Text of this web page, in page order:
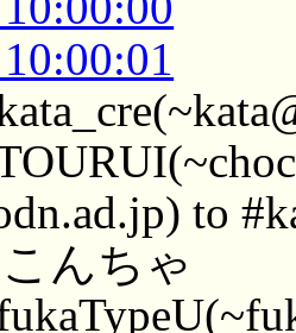
to
んちゃ